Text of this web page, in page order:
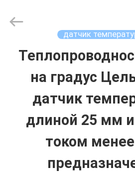
ДОМ
ПРОДУКТЫ
Electornics
датчик
на градус
датчик
длиной 25 мм
током